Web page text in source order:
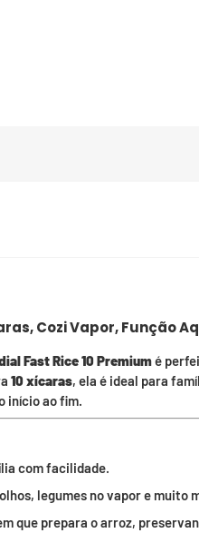
Cozi Vapor, Função
Fast Rice 10 Premiumé
10 xícaras, ela é ideal para
início ao fim.
com facilidade.
legumes no vapor e muito
que prepara o arroz,